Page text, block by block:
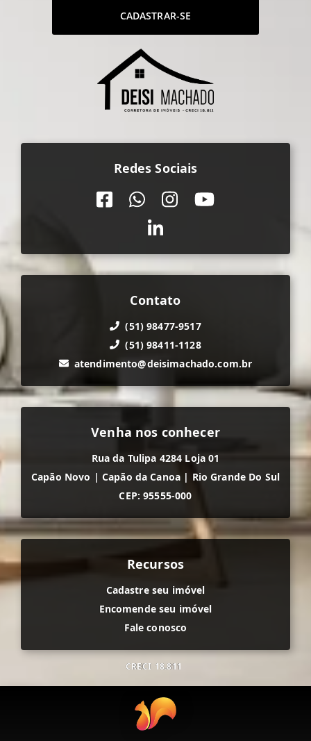
CADASTRAR-SE
Redes Sociais
Contato
(51) 98477-9517
(51) 98411-1128
atendimento@deisimachado.com.br
Venha nos conhecer
Rua da Tulipa 4284 Loja 01
Capão Novo | Capão da Canoa | Rio Grande Do Sul
CEP: 95555-000
Recursos
Cadastre seu imóvel
Encomende seu imóvel
Fale conosco
CRECI 18.811